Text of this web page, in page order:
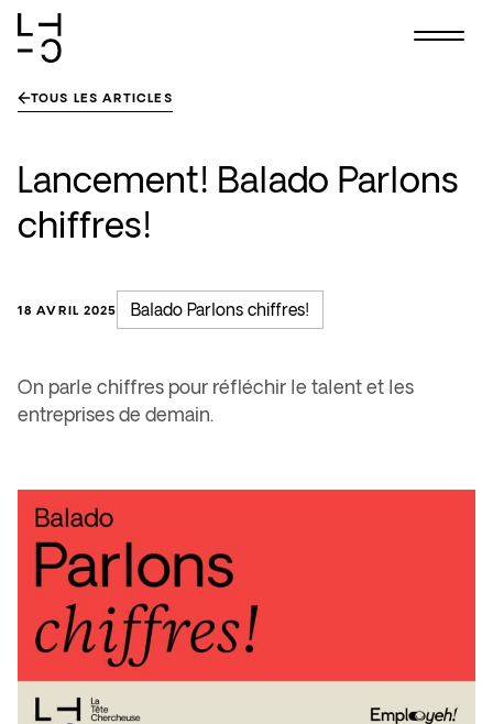
content
TOUS LES ARTICLES
Lancement! Balado Parlons
chiffres!
18 AVRIL 2025 Balado Parlons chiffres!
On parle chiffres pour réfléchir le talent et les
entreprises de demain.